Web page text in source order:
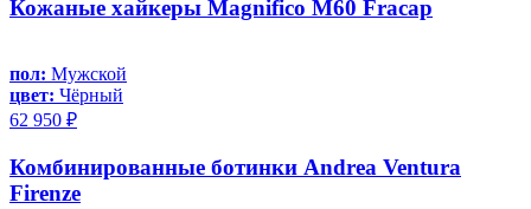
Кожаные хайкеры Magnifico M60 Fracap
пол: Мужской
цвет: Чёрный
62 950 ₽
Комбинированные ботинки Andrea Ventura
Firenze